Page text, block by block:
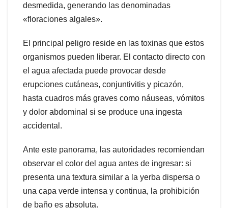
desmedida, generando las denominadas
«floraciones algales».
El principal peligro reside en las toxinas que estos
organismos pueden liberar. El contacto directo con
el agua afectada puede provocar desde
erupciones cutáneas, conjuntivitis y picazón,
hasta cuadros más graves como náuseas, vómitos
y dolor abdominal si se produce una ingesta
accidental.
Ante este panorama, las autoridades recomiendan
observar el color del agua antes de ingresar: si
presenta una textura similar a la yerba dispersa o
una capa verde intensa y continua, la prohibición
de baño es absoluta.